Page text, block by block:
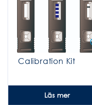
Calibration Kit
Läs mer